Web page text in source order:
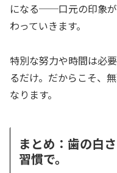
になる──口元の印象が
わっていきます。
特別な努力や時間は必
るだけ。だからこそ、
なります。
まとめ：歯の白
習慣で。